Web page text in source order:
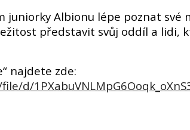
juniorky Albionu lépe poznat své
představit svůj oddíl a lidi,
najdete zde:
d/